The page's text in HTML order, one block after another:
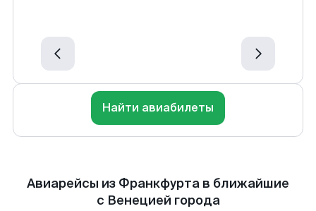
Найти авиабилеты
Авиарейсы из Франкфурта в ближайшие
с Венецией города